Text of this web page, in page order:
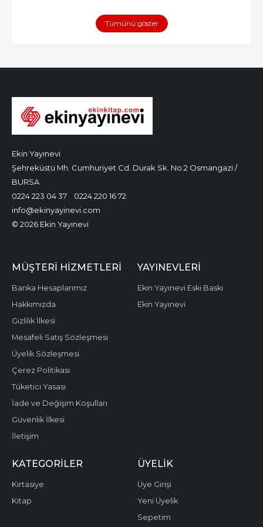
Tümünü göster
Ekin Yayınevi
Şehreküstü Mh. Cumhuriyet Cd. Durak Sk. No:2 Osmangazi /
BURSA
0224 223 04 37
0224 220 16 72
info@ekinyayinevi.com
© 2026 Ekin Yayınevi
MÜŞTERI HIZMETLERI
Banka Hesaplarımız
Hakkımızda
Gizlilik İlkesi
Mesafeli Satış Sözleşmesi
Üyelik Sözleşmesi
Çerez Politikası
Tüketici Yasası
İade ve Değişim Koşulları
Güvenlik İlkesi
İletişim
YAYINEVLERI
Ekin Yayınevi Eski Baskı
Ekin Yayınevi
KATEGORILER
Kırtasiye
Kitap
ÜYELIK
Üye Girişi
Yeni Üyelik
Sepetim